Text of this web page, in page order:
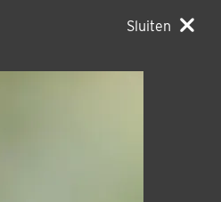
Sluiten